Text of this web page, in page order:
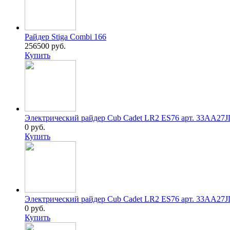
Райдер Stiga Combi 166
256500 руб.
Купить
Электрический райдер Cub Cadet LR2 ES76 арт.
0 руб.
Купить
Электрический райдер Cub Cadet LR2 ES76 арт.
0 руб.
Купить